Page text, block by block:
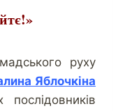
руху
Яблочкіна